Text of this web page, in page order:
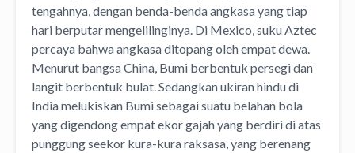
tengahnya, dengan benda-benda angkasa yang tiap
hari berputar mengelilinginya. Di Mexico, suku Aztec
percaya bahwa angkasa ditopang oleh empat dewa.
Menurut bangsa China, Bumi berbentuk persegi dan
langit berbentuk bulat. Sedangkan ukiran hindu di
India melukiskan Bumi sebagai suatu belahan bola
yang digendong empat ekor gajah yang berdiri di atas
punggung seekor kura-kura raksasa, yang berenang